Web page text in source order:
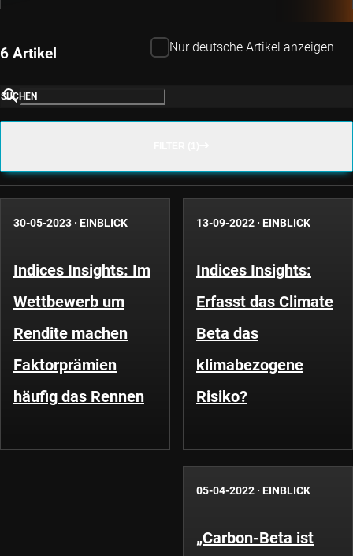
6 Artikel Nur deutsche Artikel anzeigen
SUCHEN
30-05-2023 · EINBLICK
Indices Insights: Im
Wettbewerb um
Rendite machen
Faktorprämien
häufig das Rennen
13-09-2022 · EINBLICK
Indices Insights:
Erfasst das Climate
Beta das
klimabezogene
Risiko?
05-04-2022 · EINBLICK
„Carbon-Beta ist